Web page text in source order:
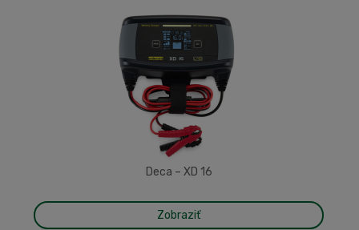
Deca – XD 16
Zobraziť